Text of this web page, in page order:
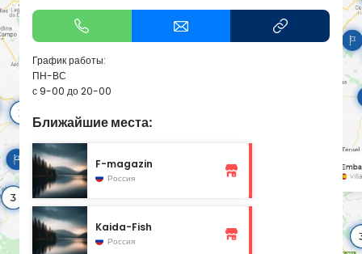
График работы:
ПН-ВС
с 9-00 до 20-00
Ближайшие места:
F-magazin
Россия
Kaida-Fish
Россия